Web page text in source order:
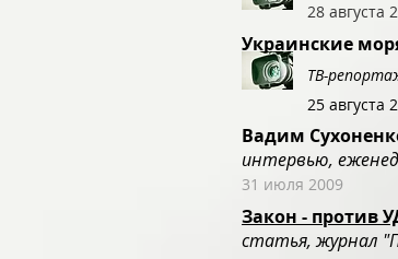
28 августа
Украинские
ТВ-репортаж,
25 августа
Вадим
интервью,
31 июля 2009
Закон - против
статья, журнал